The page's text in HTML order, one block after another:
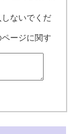
ないでくだ
ージに関す